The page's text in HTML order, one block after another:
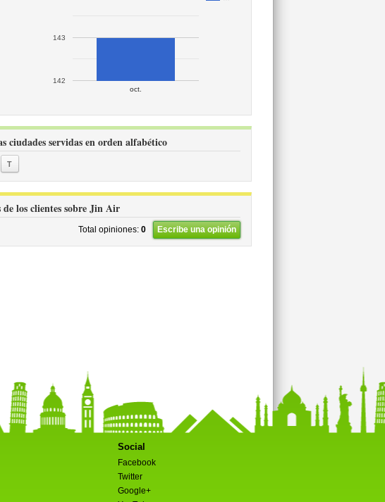
oct.
142
143
ciudades servidas en orden alfabético
T
de los clientes sobre Jin Air
Total opiniones: 0 Escribe una opinión
Social
Facebook
Twitter
Google+